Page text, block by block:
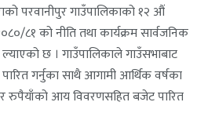
परवानीपुर गाउँपालिकाको १२ औं
८१ को नीति तथा कार्यक्रम सार्वजनिक
छ । गाउँपालिकाले गाउँसभाबाट
गर्नुका साथै आगामी आर्थिक वर्षका
रुपैयाँको आय विवरणसहित बजेट पारित